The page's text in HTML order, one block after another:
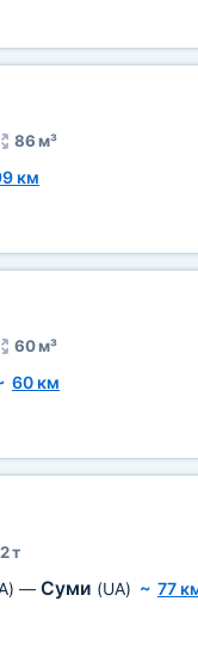
86 м³
км
60 м³
60 км
т
— Суми (UA) ~ 77